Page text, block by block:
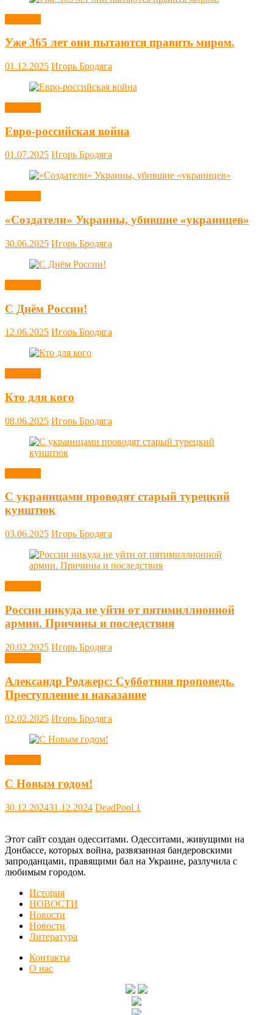
Уже 365 лет они пытаются править миром.
01.12.2025 Игорь Бродяга
Евро-российская война
01.07.2025 Игорь Бродяга
«Создатели» Украины, убившие «украинцев»
30.06.2025 Игорь Бродяга
С Днём России!
12.06.2025 Игорь Бродяга
Кто для кого
08.06.2025 Игорь Бродяга
С украинцами проводят старый турецкий
кунштюк
03.06.2025 Игорь Бродяга
России никуда не уйти от пятимиллионной
армии. Причины и последствия
20.02.2025 Игорь Бродяга
Александр Роджерс: Субботняя проповедь.
Преступление и наказание
02.02.2025 Игорь Бродяга
С Новым годом!
30.12.202431.12.2024 DeadPool 1
Этот сайт создан одесситами. Одесситами, живущими на
Донбассе, которых война, развязанная бандеровскими
запроданцами, правящими бал на Украине, разлучила с
любимым городом.
История
НОВОСТИ
Новости
Новости
Литература
Контакты
О нас